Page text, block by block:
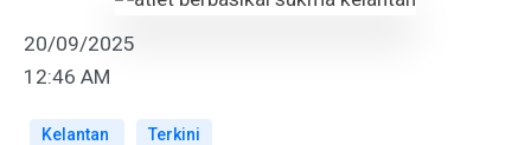
20/09/2025
12:46 AM
Kelantan Terkini